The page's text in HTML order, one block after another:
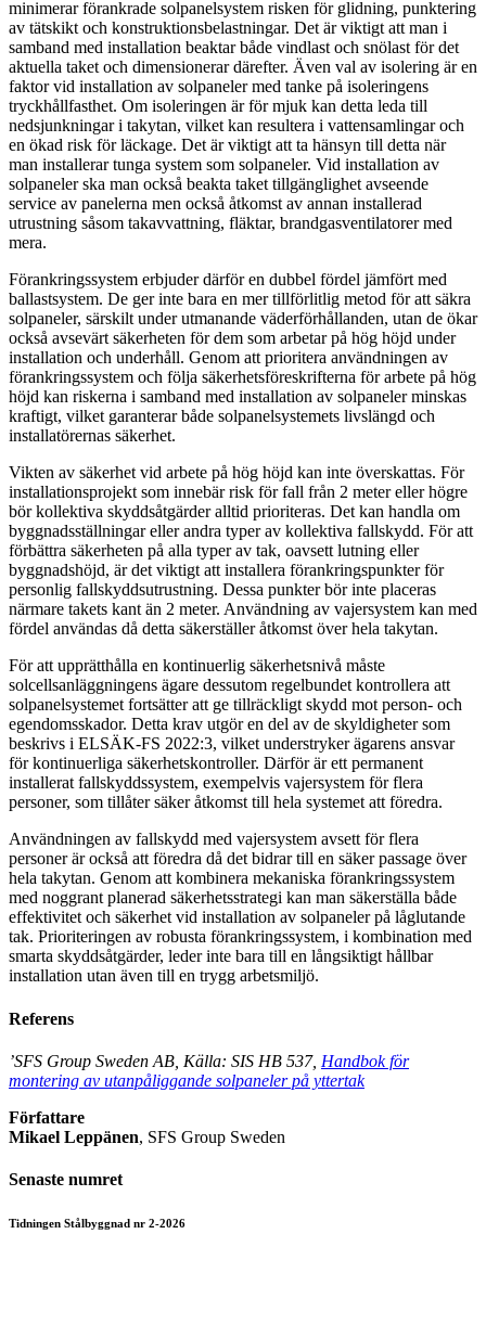
minimerar förankrade solpanelsystem risken för glidning, punktering
av tätskikt och konstruktionsbelastningar. Det är viktigt att man i
samband med installation beaktar både vindlast och snölast för det
aktuella taket och dimensionerar därefter. Även val av isolering är en
faktor vid installation av solpaneler med tanke på isoleringens
tryckhållfasthet. Om isoleringen är för mjuk kan detta leda till
nedsjunkningar i takytan, vilket kan resultera i vattensamlingar och
en ökad risk för läckage. Det är viktigt att ta hänsyn till detta när
man installerar tunga system som solpaneler. Vid installation av
solpaneler ska man också beakta taket tillgänglighet avseende
service av panelerna men också åtkomst av annan installerad
utrustning såsom takavvattning, fläktar, brandgasventilatorer med
mera.
Förankringssystem erbjuder därför en dubbel fördel jämfört med
ballastsystem. De ger inte bara en mer tillförlitlig metod för att säkra
solpaneler, särskilt under utmanande väderförhållanden, utan de ökar
också avsevärt säkerheten för dem som arbetar på hög höjd under
installation och underhåll. Genom att prioritera användningen av
förankringssystem och följa säkerhetsföreskrifterna för arbete på hög
höjd kan riskerna i samband med installation av solpaneler minskas
kraftigt, vilket garanterar både solpanelsystemets livslängd och
installatörernas säkerhet.
Vikten av säkerhet vid arbete på hög höjd kan inte överskattas. För
installationsprojekt som innebär risk för fall från 2 meter eller högre
bör kollektiva skyddsåtgärder alltid prioriteras. Det kan handla om
byggnadsställningar eller andra typer av kollektiva fallskydd. För att
förbättra säkerheten på alla typer av tak, oavsett lutning eller
byggnadshöjd, är det viktigt att installera förankringspunkter för
personlig fallskyddsutrustning. Dessa punkter bör inte placeras
närmare takets kant än 2 meter. Användning av vajersystem kan med
fördel användas då detta säkerställer åtkomst över hela takytan.
För att upprätthålla en kontinuerlig säkerhetsnivå måste
solcellsanläggningens ägare dessutom regelbundet kontrollera att
solpanelsystemet fortsätter att ge tillräckligt skydd mot person- och
egendomsskador. Detta krav utgör en del av de skyldigheter som
beskrivs i ELSÄK-FS 2022:3, vilket understryker ägarens ansvar
för kontinuerliga säkerhetskontroller. Därför är ett permanent
installerat fallskyddssystem, exempelvis vajersystem för flera
personer, som tillåter säker åtkomst till hela systemet att föredra.
Användningen av fallskydd med vajersystem avsett för flera
personer är också att föredra då det bidrar till en säker passage över
hela takytan. Genom att kombinera mekaniska förankringssystem
med noggrant planerad säkerhetsstrategi kan man säkerställa både
effektivitet och säkerhet vid installation av solpaneler på låglutande
tak. Prioriteringen av robusta förankringssystem, i kombination med
smarta skyddsåtgärder, leder inte bara till en långsiktigt hållbar
installation utan även till en trygg arbetsmiljö.
Referens
’SFS Group Sweden AB, Källa: SIS HB 537, Handbok för
montering av utanpåliggande solpaneler på yttertak
Författare
Mikael Leppänen, SFS Group Sweden
Senaste numret
Tidningen Stålbyggnad nr 2-2026